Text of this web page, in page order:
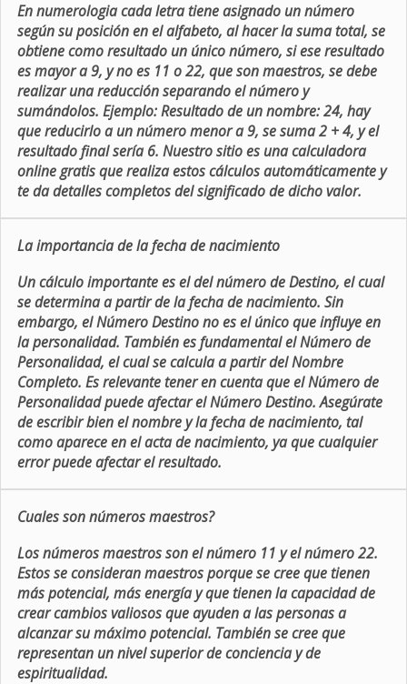
En numerologia cada letra tiene asignado un número
según su posición en el alfabeto, al hacer la suma total, se
obtiene como resultado un único número, si ese resultado
es mayor a 9, y no es 11 o 22, que son maestros, se debe
realizar una reducción separando el número y
sumándolos. Ejemplo: Resultado de un nombre: 24, hay
que reducirlo a un número menor a 9, se suma 2 + 4, y el
resultado final sería 6. Nuestro sitio es una calculadora
online gratis que realiza estos cálculos automáticamente y
te da detalles completos del significado de dicho valor.
La importancia de la fecha de nacimiento
Un cálculo importante es el del número de Destino, el cual
se determina a partir de la fecha de nacimiento. Sin
embargo, el Número Destino no es el único que influye en
la personalidad. También es fundamental el Número de
Personalidad, el cual se calcula a partir del Nombre
Completo. Es relevante tener en cuenta que el Número de
Personalidad puede afectar el Número Destino. Asegúrate
de escribir bien el nombre y la fecha de nacimiento, tal
como aparece en el acta de nacimiento, ya que cualquier
error puede afectar el resultado.
Cuales son números maestros?
Los números maestros son el número 11 y el número 22.
Estos se consideran maestros porque se cree que tienen
más potencial, más energía y que tienen la capacidad de
crear cambios valiosos que ayuden a las personas a
alcanzar su máximo potencial. También se cree que
representan un nivel superior de conciencia y de
espiritualidad.